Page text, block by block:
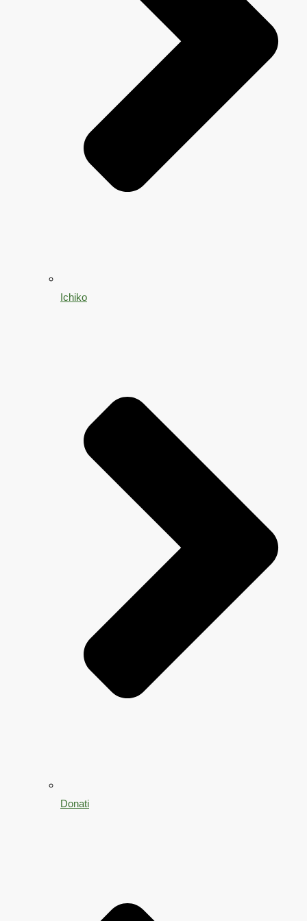
Ichiko
Donati